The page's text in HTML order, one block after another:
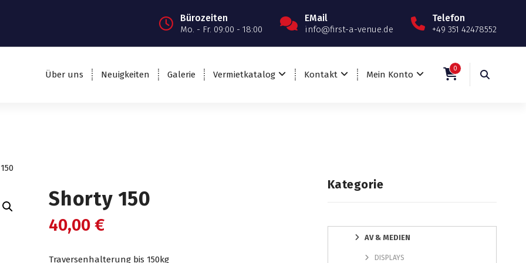
Bürozeiten
Mo. - Fr. 09:00 - 18:00
EMail
info@first-a-venue.de
Telefon
+49 351 42478552
Über uns Neuigkeiten Galerie Vermietkatalog Kontakt Mein Konto
0
Shorty 150
40,00€
Traversenhalterung bis 150kg
Kategorie
AV & MEDIEN
DISPLAYS